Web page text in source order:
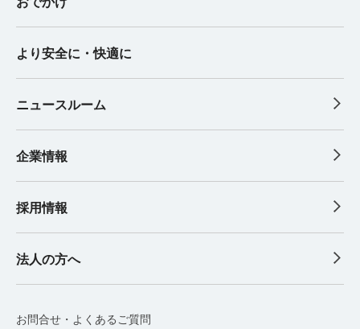
より安全に・快適に
ニュースルーム
企業情報
採用情報
法人の方へ
お問合せ・よくあるご質問